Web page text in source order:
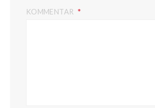
KOMMENTAR